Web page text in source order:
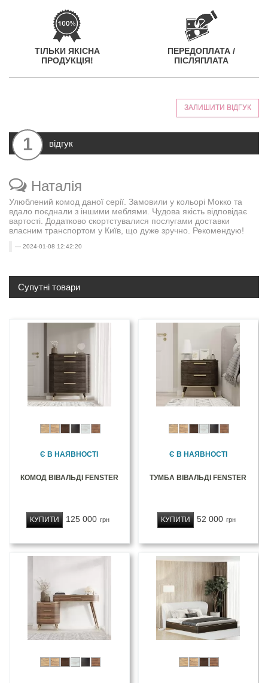
ТІЛЬКИ ЯКІСНА
ПРОДУКЦІЯ!
ПЕРЕДОПЛАТА /
ПІСЛЯПЛАТА
ЗАЛИШИТИ ВІДГУК
1 відгук
Наталія
Улюблений комод даної серії. Замовили у кольорі Мокко та
вдало поєднали з іншими меблями. Чудова якість відповідає
вартості. Додатково скортстувалися послугами доставки
власним транспортом у Київ, що дуже зручно. Рекомендую!
2024-01-08 12:42:20
Супутні товари
Є В НАЯВНОСТІ
КОМОД ВІВАЛЬДІ FENSTER
125 000 грн
КУПИТИ
Є В НАЯВНОСТІ
ТУМБА ВІВАЛЬДІ FENSTER
52 000 грн
КУПИТИ